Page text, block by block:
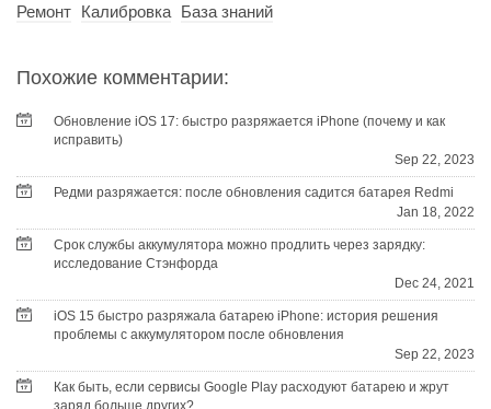
Ремонт Калибровка База знаний
Похожие комментарии:
Обновление iOS 17: быстро разряжается iPhone (почему и как
исправить)
Sep 22, 2023
Редми разряжается: после обновления садится батарея Redmi
Jan 18, 2022
Срок службы аккумулятора можно продлить через зарядку:
исследование Стэнфорда
Dec 24, 2021
iOS 15 быстро разряжала батарею iPhone: история решения
проблемы с аккумулятором после обновления
Sep 22, 2023
Как быть, если сервисы Google Play расходуют батарею и жрут
заряд больше других?